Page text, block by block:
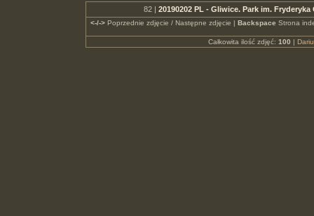
82 | 20190202 PL - Gliwice. Park im.
<-/->Poprzednie zdjęcie / Następne zdjęcie | Backspace Strona
Całkowita ilość zdjęć: 100 |